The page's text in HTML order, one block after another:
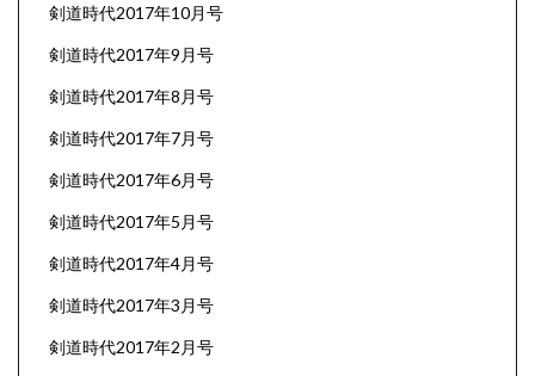
剣道時代2017年10月号
剣道時代2017年9月号
剣道時代2017年8月号
剣道時代2017年7月号
剣道時代2017年6月号
剣道時代2017年5月号
剣道時代2017年4月号
剣道時代2017年3月号
剣道時代2017年2月号